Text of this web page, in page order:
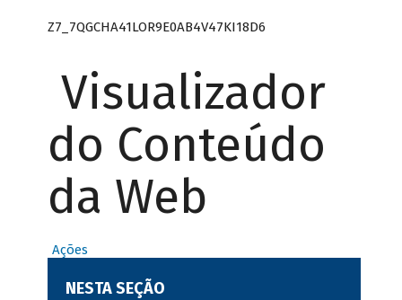
Z7_7QGCHA41LOR9E0AB4V47KI18D6
Visualizador
do Conteúdo
da Web
Ações
NESTA SEÇÃO